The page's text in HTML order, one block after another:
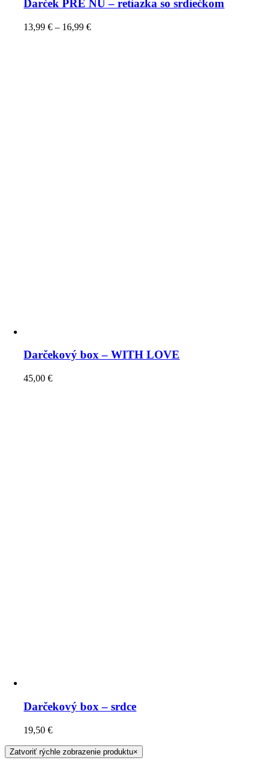
Darček PRE ŇU – retiazka so srdiečkom
13,99€ – 16,99€
Darčekový box – WITH LOVE
45,00€
Darčekový box – srdce
19,50€
Zatvoriť rýchle zobrazenie produktu×